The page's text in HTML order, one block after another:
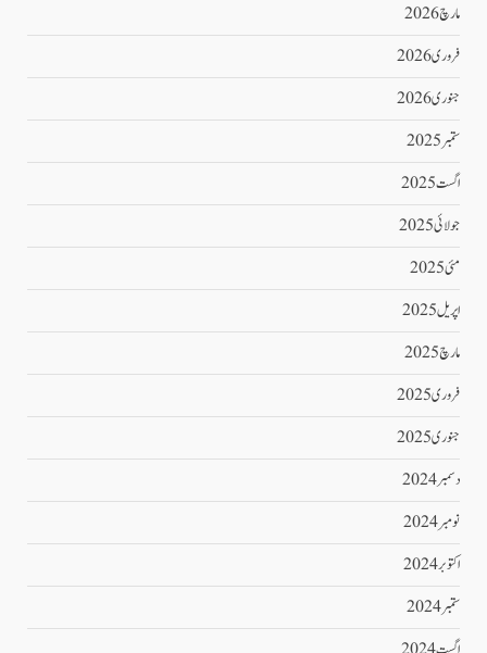
مارچ 2026
فروری 2026
جنوری 2026
ستمبر 2025
اگست 2025
جولائی 2025
مئی 2025
اپریل 2025
مارچ 2025
فروری 2025
جنوری 2025
دسمبر 2024
نومبر 2024
اکتوبر 2024
ستمبر 2024